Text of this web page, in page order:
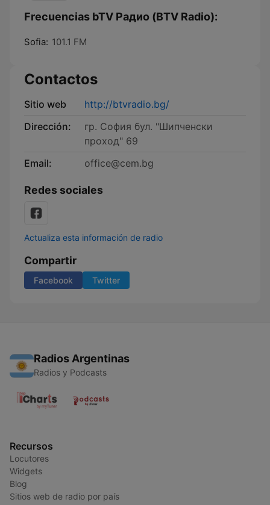
Frecuencias bTV Радио (BTV Radio):
Sofia: 101.1 FM
Contactos
Sitio web
http://btvradio.bg/
Dirección:
гр. София бул. "Шипченски
проход" 69
Email:
office@cem.bg
Redes sociales
Actualiza esta información de radio
Compartir
Facebook Twitter
Radios Argentinas
Radios y Podcasts
Recursos
Locutores
Widgets
Blog
Sitios web de radio por país